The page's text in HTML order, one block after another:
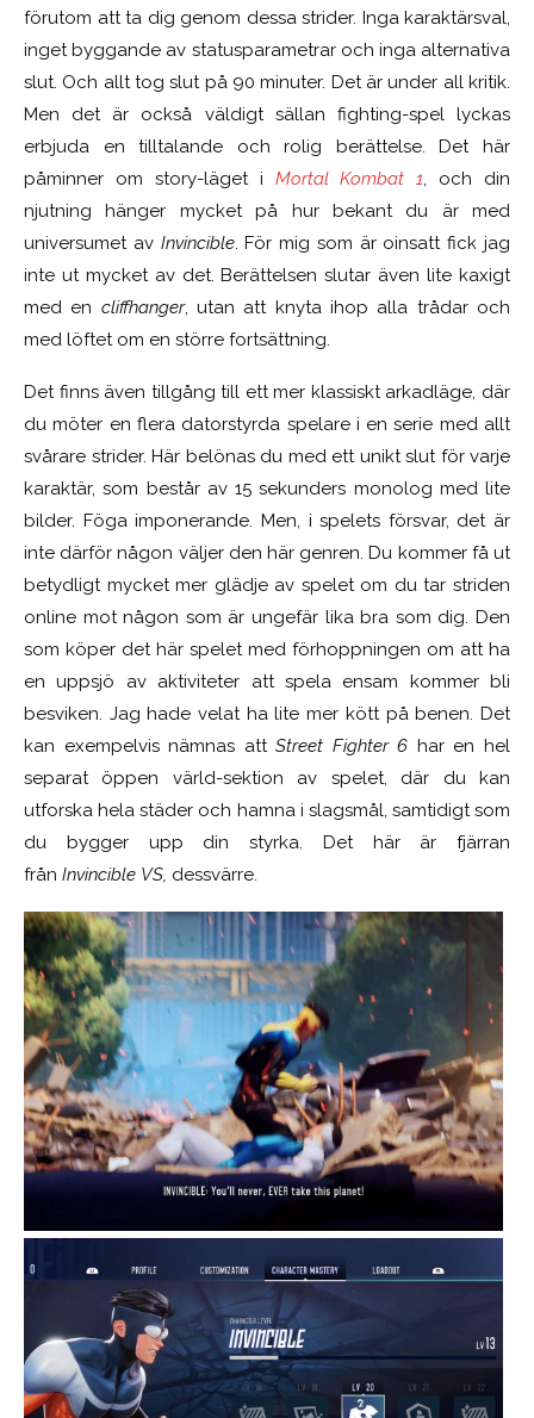
förutom att ta dig genom dessa strider. Inga karaktärsval,
inget byggande av statusparametrar och inga alternativa
slut. Och allt tog slut på 90 minuter. Det är under all kritik.
Men det är också väldigt sällan fighting-spel lyckas
erbjuda en tilltalande och rolig berättelse. Det här
påminner om story-läget i Mortal Kombat 1, och din
njutning hänger mycket på hur bekant du är med
universumet av Invincible. För mig som är oinsatt fick jag
inte ut mycket av det. Berättelsen slutar även lite kaxigt
med en cliffhanger, utan att knyta ihop alla trådar och
med löftet om en större fortsättning.
Det finns även tillgång till ett mer klassiskt arkadläge, där
du möter en flera datorstyrda spelare i en serie med allt
svårare strider. Här belönas du med ett unikt slut för varje
karaktär, som består av 15 sekunders monolog med lite
bilder. Föga imponerande. Men, i spelets försvar, det är
inte därför någon väljer den här genren. Du kommer få ut
betydligt mycket mer glädje av spelet om du tar striden
online mot någon som är ungefär lika bra som dig. Den
som köper det här spelet med förhoppningen om att ha
en uppsjö av aktiviteter att spela ensam kommer bli
besviken. Jag hade velat ha lite mer kött på benen. Det
kan exempelvis nämnas attStreet Fighter 6 har en hel
separat öppen värld-sektion av spelet, där du kan
utforska hela städer och hamna i slagsmål, samtidigt som
du bygger upp din styrka. Det här är fjärran
från Invincible VS, dessvärre.